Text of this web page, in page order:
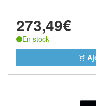
273,49€
En stock